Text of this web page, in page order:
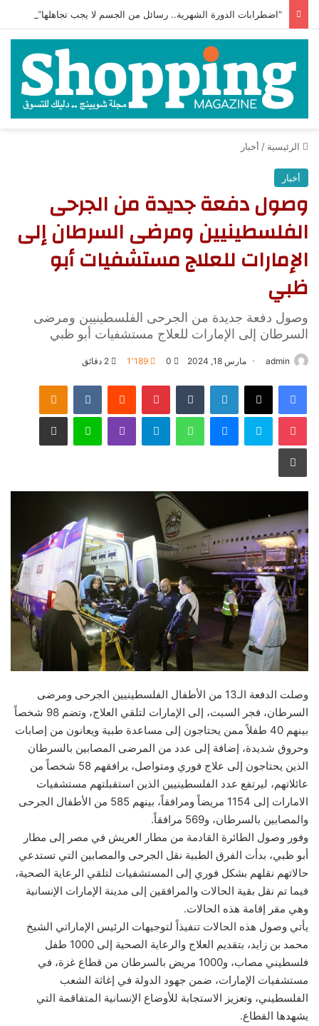
“اضطرابات الدورة الشهرية.. رسائل من الجسم لا يجب تجاهلها”
الرئيسية / أخبار
أخبار
وصول دفعة جديدة من الجرحى
الفلسطينيين ومرضى السرطان إلى
الإمارات للعلاج مستشفيات أبو
ظبي
وصول دفعة جديدة من الجرحى الفلسطينيين ومرضى
السرطان إلى الإمارات للعلاج مستشفيات أبو ظبي
admin مارس 18, 2024 0 1٬189
فيسبوك لينكدإن بينتيريست
سكايب واتساب لاين
وصلت الدفعة الـ13 من الأطفال الفلسطينيين الجرحى ومرضى
السرطان، فجر السبت، إلى الإمارات لتلقي العلاج، وتضم 98 شخصاً
بينهم 40 طفلاً ممن يحتاجون إلى مساعدة طبية ويعانون من إصابات
وحروق شديدة، إضافة إلى عدد من المرضى المصابين بالسرطان
الذين يحتاجون إلى علاج فوري ومتواصل، يرافقهم 58 شخصاً من
عائلاتهم، ليرتفع عدد الفلسطينيين الذين استقبلتهم مستشفيات
الامارات إلى 1154 مريضاً ومرافقاً، بينهم 585 من الأطفال الجرحى
والمصابين بالسرطان، و569 مرافقاً.
وفور وصول الطائرة القادمة من مطار العريش في مصر إلى مطار
أبو ظبي، بدأت الفرق الطبية نقل الجرحى والمصابين التي تستدعي
حالاتهم نقلهم بشكل فوري إلى المستشفيات لتلقي الرعاية الصحية،
فيما تم نقل بقية الحالات والمرافقين إلى مدينة الإمارات الإنسانية
وهي مقر إقامة هذه الحالات.
يأتي وصول هذه الحالات تنفيذاً لتوجيهات الرئيس الإماراتي الشيخ
محمد بن زايد، بتقديم العلاج والرعاية الصحية إلى 1000 طفل
فلسطيني مصاب، و1000 مريض بالسرطان من قطاع غزة، في
مستشفيات الإمارات، ضمن جهود الدولة في إغاثة الشعب
الفلسطيني، وتعزيز الاستجابة للأوضاع الإنسانية المتفاقمة التي
يشهدها القطاع.